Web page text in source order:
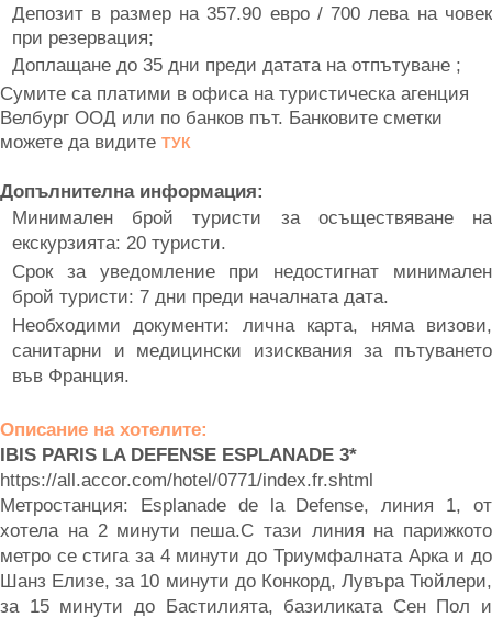
Депозит в размер на 357.90 евро / 700 лева на човек
при резервация;
Доплащане до 35 дни преди датата на отпътуване ;
Сумите са платими в офиса на туристическа агенция
Велбург ООД или по банков път. Банковите сметки
можете да видите ТУК
Допълнителна информация:
Минимален брой туристи за осъществяване на
екскурзията: 20 туристи.
Срок за уведомление при недостигнат минимален
брой туристи: 7 дни преди началната дата.
Необходими документи: лична карта, няма визови,
санитарни и медицински изисквания за пътуването
във Франция.
Описание на хотелите:
IBIS PARIS LA DEFENSE ESPLANADE 3*
https://all.accor.com/hotel/0771/index.fr.shtml
Метростанция: Esplanade de la Defense, линия 1, от
хотела на 2 минути пеша.С тази линия на парижкото
метро се стига за 4 минути до Триумфалната Арка и до
Шанз Елизе, за 10 минути до Конкорд, Лувъра Тюйлери,
за 15 минути до Бастилията, базиликата Сен Пол и